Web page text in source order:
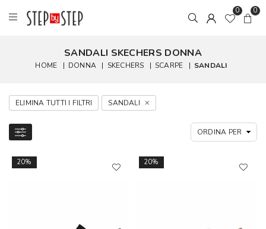
0 0
SANDALI SKECHERS DONNA
HOME | DONNA | SKECHERS | SCARPE | SANDALI
ELIMINA TUTTI I FILTRI SANDALI
20% 20%